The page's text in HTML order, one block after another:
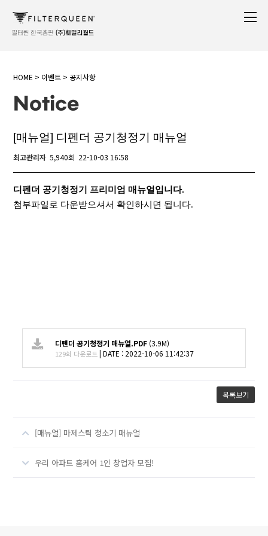
HOME > 이벤트 > 공지사항
Notice
[매뉴얼] 디펜더 공기청정기 매뉴얼
최고관리자 5,940회 22-10-03 16:58
본문
디펜더 공기청정기 프리미엄 매뉴얼입니다.
첨부파일로 다운받으셔서 확인하시면 됩니다.
디펜더 공기청정기 매뉴얼.PDF (3.9M)
129회 다운로드 |DATE : 2022-10-06 11:42:37
목록보기
[매뉴얼] 마제스틱 청소기 매뉴얼
우리 아파트 홈케어 1인 창업자 모집!